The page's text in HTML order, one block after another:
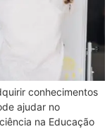
conhecimentos
ajudar no
na Educação